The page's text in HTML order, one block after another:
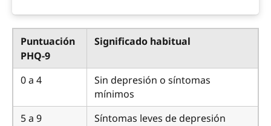
Puntuación
PHQ-9
Significado habitual
0 a 4
Sin depresión o síntomas
mínimos
5 a 9
Síntomas leves de depresión